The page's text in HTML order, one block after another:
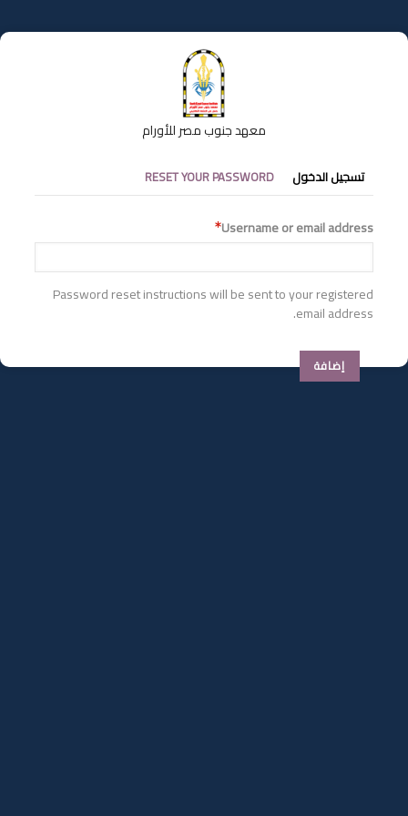
إلى
المحتوى
معهد جنوب مصر للأورام
التبويبات
الأساسية
تسجيل الدخول RESET YOUR PASSWORD
Username or email address
Password reset instructions will be sent to your registered
email address.